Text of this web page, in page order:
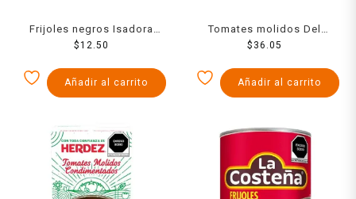
Frijoles negros Isadora
refritos en bolsa 220 g
$12.50
Añadir al carrito
Tomates molidos Del
Fuerte 1 kg
$ 36.05
Añadir al carrito